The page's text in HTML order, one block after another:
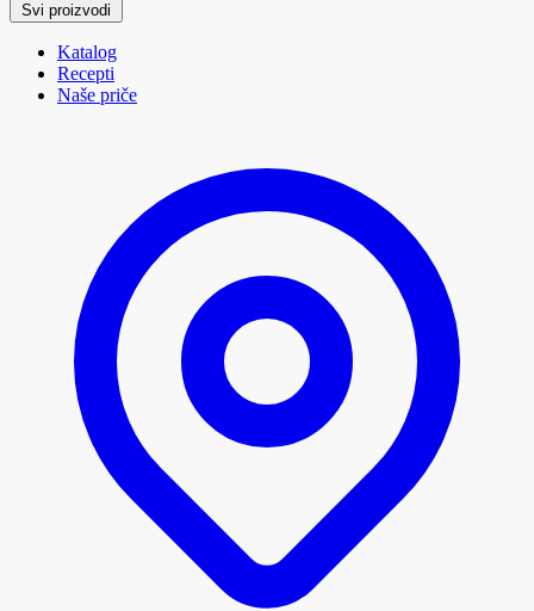
Svi proizvodi
Katalog
Recepti
Naše priče